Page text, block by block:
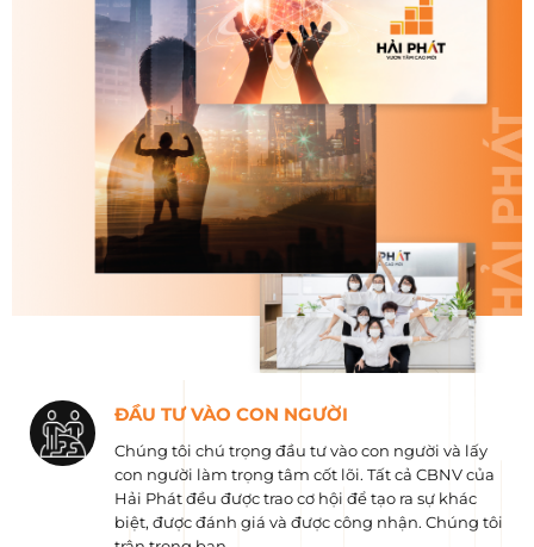
ĐẦU TƯ VÀO CON NGƯỜI
Chúng tôi chú trọng đầu tư vào con người và lấy
con người làm trọng tâm cốt lõi. Tất cả CBNV của
Hải Phát đều được trao cơ hội để tạo ra sự khác
biệt, được đánh giá và được công nhận. Chúng tôi